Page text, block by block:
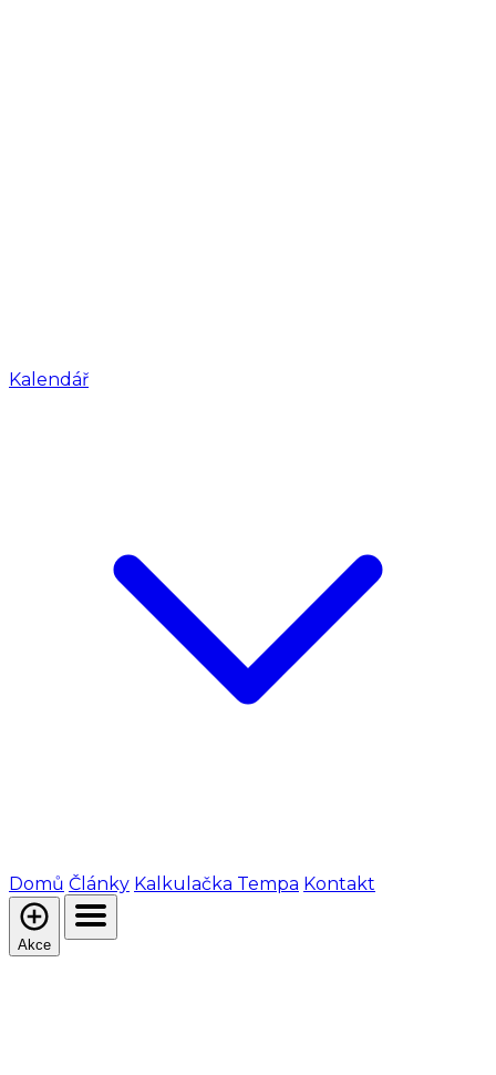
Kalendář
Domů Články Kalkulačka Tempa Kontakt
Akce